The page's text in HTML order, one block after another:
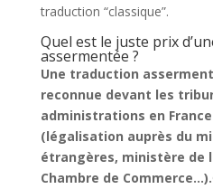
traduction “classique”.
Quel est le juste prix
assermentée ?
Une traduction
reconnue devant les
administrations en
(légalisation auprès du
étrangères, ministère de
Chambre de Commerce…).